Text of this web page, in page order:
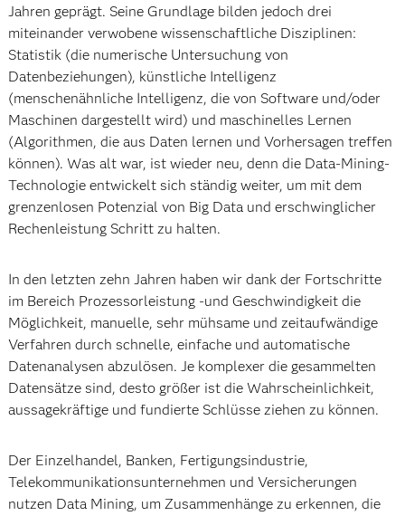
Jahren geprägt. Seine Grundlage bilden jedoch drei
miteinander verwobene wissenschaftliche Disziplinen:
Statistik (die numerische Untersuchung von
Datenbeziehungen), künstliche Intelligenz
(menschenähnliche Intelligenz, die von Software und/oder
Maschinen dargestellt wird) und maschinelles Lernen
(Algorithmen, die aus Daten lernen und Vorhersagen treffen
können). Was alt war, ist wieder neu, denn die Data-Mining-
Technologie entwickelt sich ständig weiter, um mit dem
grenzenlosen Potenzial von Big Data und erschwinglicher
Rechenleistung Schritt zu halten.
In den letzten zehn Jahren haben wir dank der Fortschritte
im Bereich Prozessorleistung -und Geschwindigkeit die
Möglichkeit, manuelle, sehr mühsame und zeitaufwändige
Verfahren durch schnelle, einfache und automatische
Datenanalysen abzulösen. Je komplexer die gesammelten
Datensätze sind, desto größer ist die Wahrscheinlichkeit,
aussagekräftige und fundierte Schlüsse ziehen zu können.
Der Einzelhandel, Banken, Fertigungsindustrie,
Telekommunikationsunternehmen und Versicherungen
nutzen Data Mining, um Zusammenhänge zu erkennen, die